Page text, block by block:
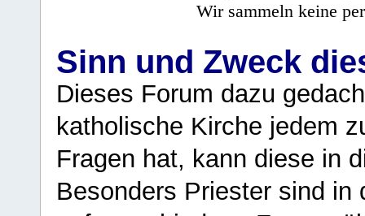
Wir sammeln keine
Sinn und Zweck
Dieses Forum dazu
katholische Kirche jedem
Fragen hat, kann diese in
Besonders Priester sind in